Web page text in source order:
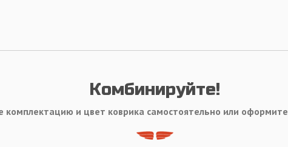
Комбинируйте!
комплектацию и цвет коврика самостоятельно или оформите